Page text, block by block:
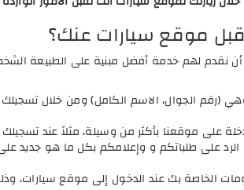
موقع سيارات عنك؟
نقدم لهم خدمة أفضل مبنية على الطبيعة
(رقم الجوال، الاسم الكامل) ومن خلال
على موقعنا بأكثر من وسيلة، مثلاً عند
على طلباتكم و وإعلامكم بكل ما هو جديد
الخاصة بك عند الدخول إلى موقع سيارات،